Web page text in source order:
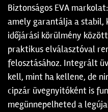
Biztonságos EVA
amely garantálja a stabil,
időjárási körülmény
praktikus elválasztóval
felosztásához. Integrált
kell, mint ha kellene, de
cipzár üvegnyitóként is
megünnepelheted a